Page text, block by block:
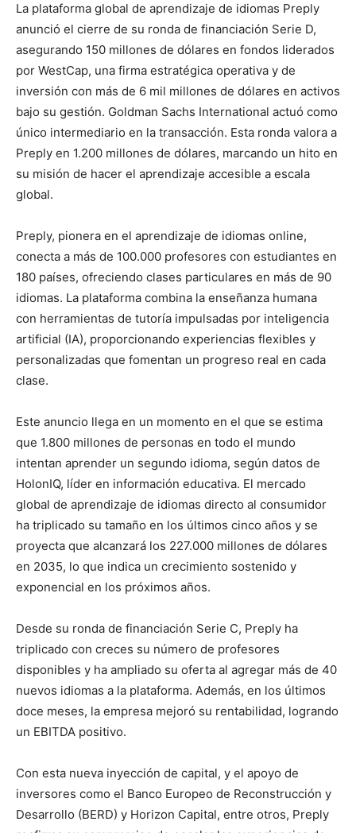
La plataforma global de aprendizaje de idiomas Preply
anunció el cierre de su ronda de financiación Serie D,
asegurando 150 millones de dólares en fondos liderados
por WestCap, una firma estratégica operativa y de
inversión con más de 6 mil millones de dólares en activos
bajo su gestión. Goldman Sachs International actuó como
único intermediario en la transacción. Esta ronda valora a
Preply en 1.200 millones de dólares, marcando un hito en
su misión de hacer el aprendizaje accesible a escala
global.
Preply, pionera en el aprendizaje de idiomas online,
conecta a más de 100.000 profesores con estudiantes en
180 países, ofreciendo clases particulares en más de 90
idiomas. La plataforma combina la enseñanza humana
con herramientas de tutoría impulsadas por inteligencia
artificial (IA), proporcionando experiencias flexibles y
personalizadas que fomentan un progreso real en cada
clase.
Este anuncio llega en un momento en el que se estima
que 1.800 millones de personas en todo el mundo
intentan aprender un segundo idioma, según datos de
HolonIQ, líder en información educativa. El mercado
global de aprendizaje de idiomas directo al consumidor
ha triplicado su tamaño en los últimos cinco años y se
proyecta que alcanzará los 227.000 millones de dólares
en 2035, lo que indica un crecimiento sostenido y
exponencial en los próximos años.
Desde su ronda de financiación Serie C, Preply ha
triplicado con creces su número de profesores
disponibles y ha ampliado su oferta al agregar más de 40
nuevos idiomas a la plataforma. Además, en los últimos
doce meses, la empresa mejoró su rentabilidad, logrando
un EBITDA positivo.
Con esta nueva inyección de capital, y el apoyo de
inversores como el Banco Europeo de Reconstrucción y
Desarrollo (BERD) y Horizon Capital, entre otros, Preply